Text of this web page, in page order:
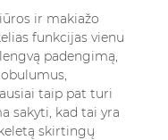
ir makiažo
funkcijas vienu
padengimą,
taip pat turi
sakyti, kad tai yra
skirtingų